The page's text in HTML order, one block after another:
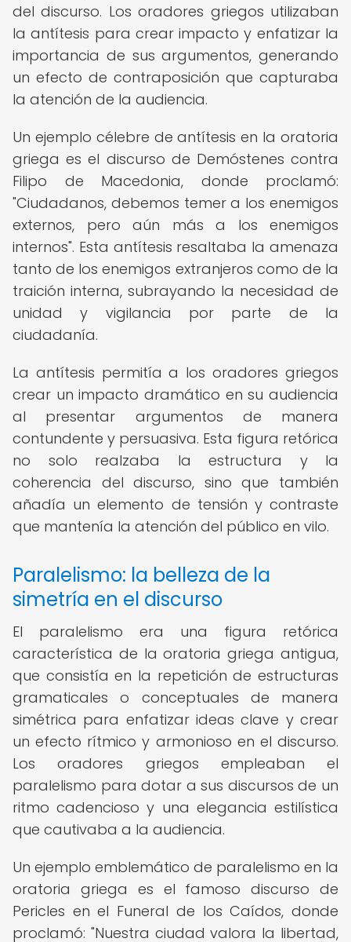
del discurso. Los oradores griegos utilizaban
la antítesis para crear impacto y enfatizar la
importancia de sus argumentos, generando
un efecto de contraposición que capturaba
la atención de la audiencia.
Un ejemplo célebre de antítesis en la oratoria
griega es el discurso de Demóstenes contra
Filipo de Macedonia, donde proclamó:
"Ciudadanos, debemos temer a los enemigos
externos, pero aún más a los enemigos
internos". Esta antítesis resaltaba la amenaza
tanto de los enemigos extranjeros como de la
traición interna, subrayando la necesidad de
unidad y vigilancia por parte de la
ciudadanía.
La antítesis permitía a los oradores griegos
crear un impacto dramático en su audiencia
al presentar argumentos de manera
contundente y persuasiva. Esta figura retórica
no solo realzaba la estructura y la
coherencia del discurso, sino que también
añadía un elemento de tensión y contraste
que mantenía la atención del público en vilo.
Paralelismo: la belleza de la
simetría en el discurso
El paralelismo era una figura retórica
característica de la oratoria griega antigua,
que consistía en la repetición de estructuras
gramaticales o conceptuales de manera
simétrica para enfatizar ideas clave y crear
un efecto rítmico y armonioso en el discurso.
Los oradores griegos empleaban el
paralelismo para dotar a sus discursos de un
ritmo cadencioso y una elegancia estilística
que cautivaba a la audiencia.
Un ejemplo emblemático de paralelismo en la
oratoria griega es el famoso discurso de
Pericles en el Funeral de los Caídos, donde
proclamó: "Nuestra ciudad valora la libertad,